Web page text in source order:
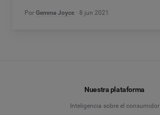
Por Gemma Joyce 8 jun 2021
Nuestra plataforma
Inteligencia sobre el consumidor